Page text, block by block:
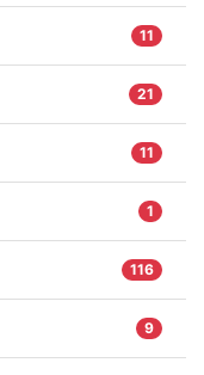
11
21
11
1
116
9